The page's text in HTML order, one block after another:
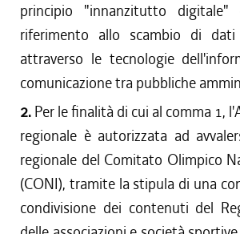
principio "innanzitutto digitale"
riferimento allo scambio di
attraverso le tecnologie
comunicazione tra pubbliche
2. Per le finalità di cui al comma 1,
regionale è autorizzata ad
regionale del Comitato Olimpico
(CONI), tramite la stipula di una
condivisione dei contenuti del